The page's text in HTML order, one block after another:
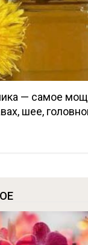
— самое
шее,